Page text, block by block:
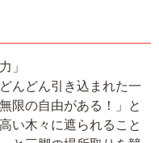
」
んどん引き込まれた一
限の自由がある！」と
い木々に遮られること